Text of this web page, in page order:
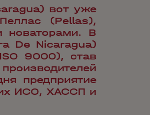
вот уже
(Pellas),
новаторами. В
De Nicaragua)
9000), став
предприятие
ИСО, ХАССП и